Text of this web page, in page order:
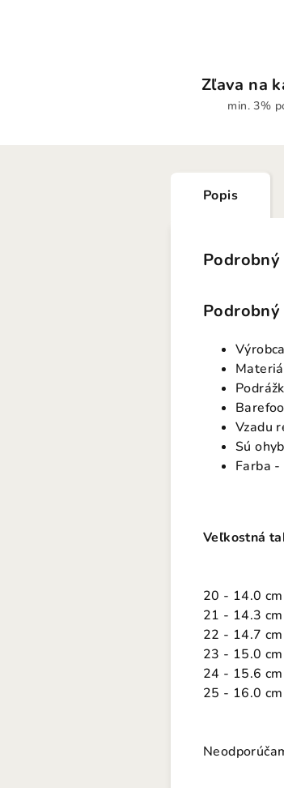
Zľava na
min. 3%
Popis
Podrobný
Podrobný
Vzadu
Sú
Farba -
Veľkostná
20 - 14.0 cm
21 - 14.3 cm
22 - 14.7 cm
23 - 15.0 cm
24 - 15.6 cm
25 - 16.0 cm